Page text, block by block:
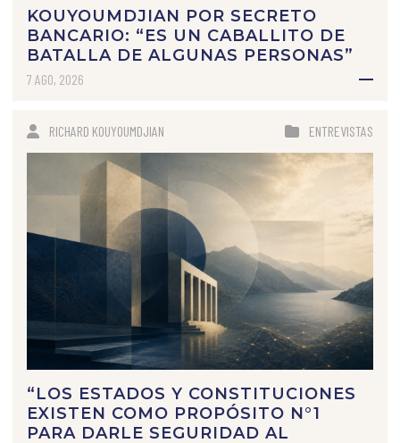
KOUYOUMDJIAN POR SECRETO
BANCARIO: “ES UN CABALLITO DE
BATALLA DE ALGUNAS PERSONAS”
7 AGO, 2026
RICHARD KOUYOUMDJIAN ENTREVISTAS
“LOS ESTADOS Y CONSTITUCIONES
EXISTEN COMO PROPÓSITO N°1
PARA DARLE SEGURIDAD AL